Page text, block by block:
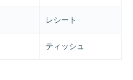
レシート
ティッシュ